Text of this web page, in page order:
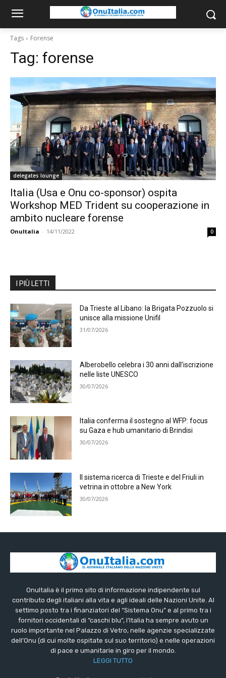
Tags Forense
Tag: forense
delegates lounge
Italia (Usa e Onu co-sponsor) ospita
Workshop MED Trident su cooperazione in
ambito nucleare forense
OnuItalia - 14/11/2022 0
I PIÙ LETTI
Da Trieste al Libano: la Brigata Pozzuolo si
unisce alla missione Unifil
31/07/2026
Alberobello celebra i 30 anni dall’iscrizione
nelle liste UNESCO
30/07/2026
Italia conferma il sostegno al WFP: focus
su Gaza e hub umanitario di Brindisi
30/07/2026
Il sistema ricerca di Trieste e del Friuli in
vetrina in ottobre a New York
30/07/2026
OnuItalia è il primo sito di informazione indipendente sul
contributo degli italiani alla vita e agli ideali delle Nazioni Unite. Al
settimo posto tra i finanziatori del “Sistema Onu” e al primo tra i
fornitori occidentali di “caschi blu”, l’Italia ha sempre avuto un
ruolo importante nel Palazzo di Vetro, nelle agenzie specializzate
dell’Onu (di cui molte ospitate sul suo territorio) e nelle operazioni
di pace e umanitarie in giro per il mondo.
LEGGI TUTTO